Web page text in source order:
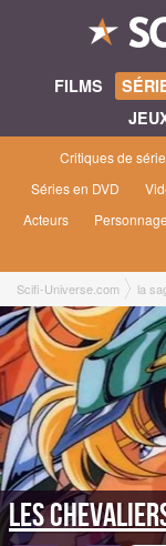
FILMS
Critiques de
Séries en DVD
Acteurs
Scifi-Universe.com
la
Les Chevaliers du
Les